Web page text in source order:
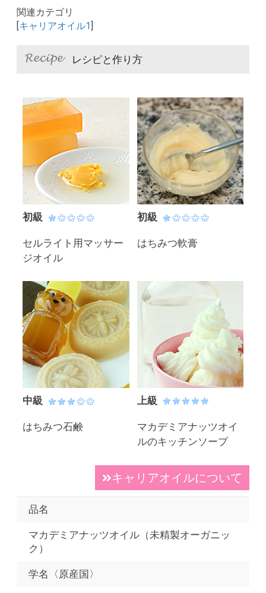
関連カテゴリ
キャリアオイル1
レシピと作り方
初級
セルライト用マッサー
ジオイル
初級
はちみつ軟膏
中級
はちみつ石鹸
上級
マカデミアナッツオイ
ルのキッチンソープ
キャリアオイルについて
品名
マカデミアナッツオイル（未精製オーガニッ
ク）
学名〈原産国〉